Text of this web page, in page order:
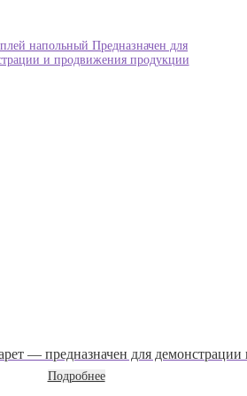
— предназначен для
Подробнее